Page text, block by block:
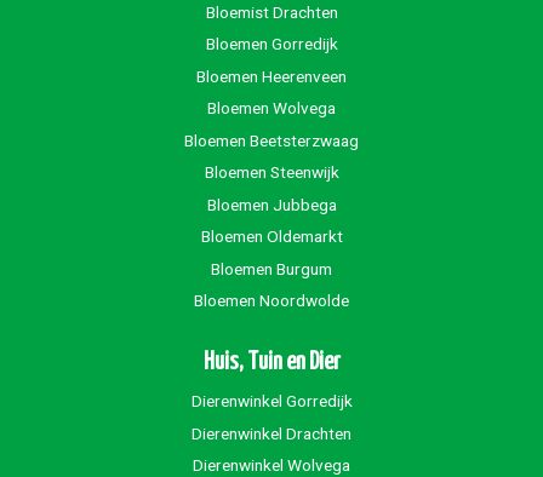
Bloemist Drachten
Bloemen Gorredijk
Bloemen Heerenveen
Bloemen Wolvega
Bloemen Beetsterzwaag
Bloemen Steenwijk
Bloemen Jubbega
Bloemen Oldemarkt
Bloemen Burgum
Bloemen Noordwolde
Huis, Tuin en Dier
Dierenwinkel Gorredijk
Dierenwinkel Drachten
Dierenwinkel Wolvega